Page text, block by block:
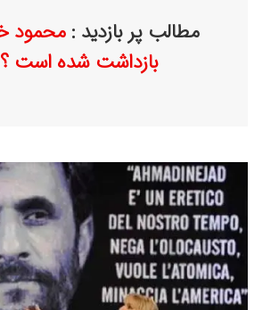
مطالب پر بازدید :محمود
بازداشت شده است ؟